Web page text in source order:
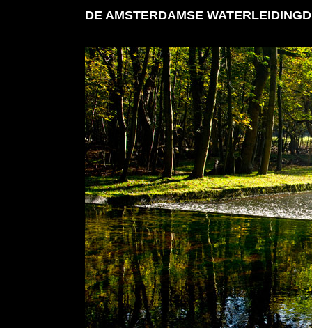
DE AMSTERDAMSE